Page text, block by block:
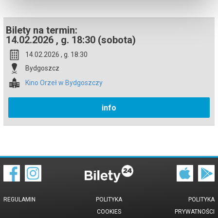
Bilety na termin:
14.02.2026 , g. 18:30 (sobota)
14.02.2026 , g. 18:30
Bydgoszcz
Kino Orzeł w Bydgoszczy
info
REGULAMIN
POLITYKA
PRYWATNOŚCI
POLITYKA
COOKIES